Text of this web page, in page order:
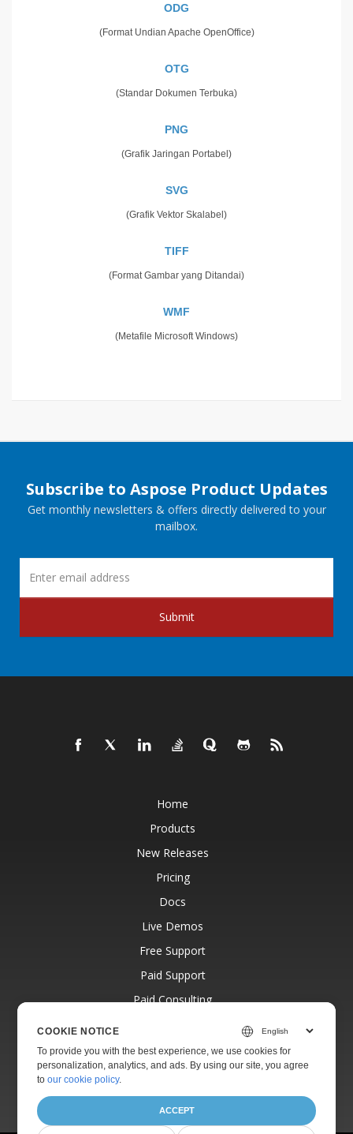
ODG
(Format Undian Apache OpenOffice)
OTG
(Standar Dokumen Terbuka)
PNG
(Grafik Jaringan Portabel)
SVG
(Grafik Vektor Skalabel)
TIFF
(Format Gambar yang Ditandai)
WMF
(Metafile Microsoft Windows)
Subscribe to Aspose Product Updates
Get monthly newsletters & offers directly delivered to your
mailbox.
Submit
Home
Products
New Releases
Pricing
Docs
Live Demos
Free Support
Paid Support
Paid Consulting
Websites
About
COOKIE NOTICE
To provide you with the best experience, we use cookies for
personalization, analytics, and ads. By using our site, you agree
toour cookie policy.
ACCEPT